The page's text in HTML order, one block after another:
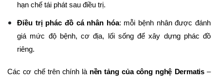
hạn chế tái phát sau điều trị.
Điều trị phác đồ cá nhân hóa: mỗi bệnh nhân được đánh
giá mức độ bệnh, cơ địa, lối sống để xây dựng phác đồ
riêng.
Các cơ chế trên chính là nền tảng của công nghệ Dermatis–